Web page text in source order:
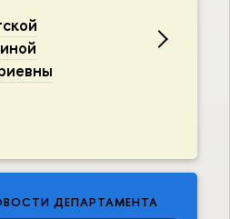
ДЕПАРТАМЕНТА